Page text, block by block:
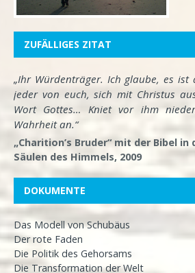
ZUFÄLLIGES ZITAT
„Ihr Würdenträger. Ich glaube, es ist
jeder von euch, sich mit Christus
Wort Gottes… Kniet vor ihm
Wahrheit an.“
„Charition’s Bruder“ mit der Bibel in
Säulen des Himmels, 2009
DOKUMENTE
Das Modell von Schubäus
Der rote Faden
Die Politik des Gehorsams
Die Transformation der Welt